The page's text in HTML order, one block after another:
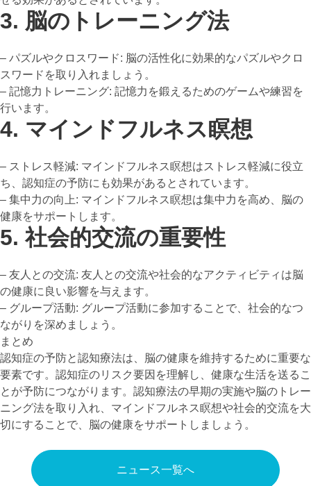
3. 脳のトレーニング法
– パズルやクロスワード: 脳の活性化に効果的なパズルやクロ
スワードを取り入れましょう。
– 記憶力トレーニング: 記憶力を鍛えるためのゲームや練習を
行います。
4. マインドフルネス瞑想
– ストレス軽減: マインドフルネス瞑想はストレス軽減に役立
ち、認知症の予防にも効果があるとされています。
– 集中力の向上: マインドフルネス瞑想は集中力を高め、脳の
健康をサポートします。
5. 社会的交流の重要性
– 友人との交流: 友人との交流や社会的なアクティビティは脳
の健康に良い影響を与えます。
– グループ活動: グループ活動に参加することで、社会的なつ
ながりを深めましょう。
まとめ
認知症の予防と認知療法は、脳の健康を維持するために重要な
要素です。認知症のリスク要因を理解し、健康な生活を送るこ
とが予防につながります。認知療法の早期の実施や脳のトレー
ニング法を取り入れ、マインドフルネス瞑想や社会的交流を大
切にすることで、脳の健康をサポートしましょう。
ニュース一覧へ